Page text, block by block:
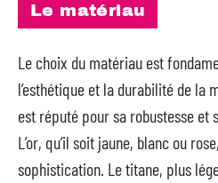
Le matériau
Le choix du matériau est
l’esthétique et la durabilité de la
est réputé pour sa robustesse et
L’or, qu’il soit jaune, blanc ou
sophistication. Le titane, plus